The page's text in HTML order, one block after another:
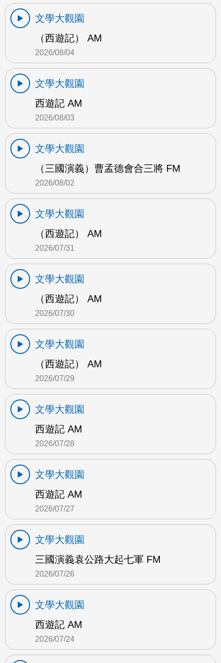
文學大觀園
（西遊記） AM
2026/08/04
文學大觀園
西遊記 AM
2026/08/03
文學大觀園
（三國演義）曹孟德會合三將 FM
2026/08/02
文學大觀園
（西遊記） AM
2026/07/31
文學大觀園
（西遊記） AM
2026/07/30
文學大觀園
（西遊記） AM
2026/07/29
文學大觀園
西遊記 AM
2026/07/28
文學大觀園
西遊記 AM
2026/07/27
文學大觀園
三國演義袁公路大起七軍 FM
2026/07/26
文學大觀園
西遊記 AM
2026/07/24